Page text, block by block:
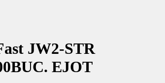
JW2-STR
EJOT